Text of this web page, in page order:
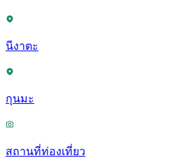
นีงาตะ
กุนมะ
สถานที่ท่องเที่ยว